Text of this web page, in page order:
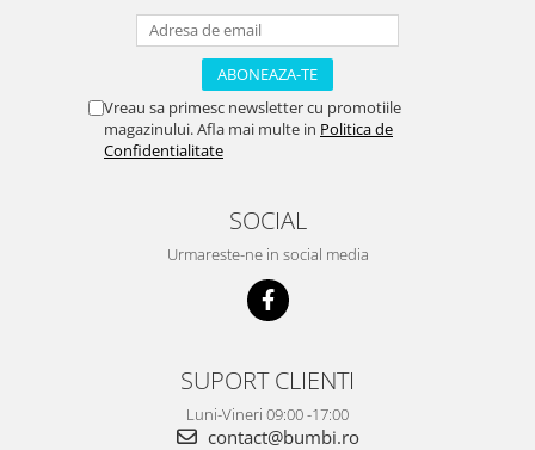
Vreau sa primesc newsletter cu promotiile
magazinului. Afla mai multe in Politica de
Confidentialitate
SOCIAL
Urmareste-ne in social media
SUPORT CLIENTI
Luni-Vineri 09:00 -17:00
contact@bumbi.ro